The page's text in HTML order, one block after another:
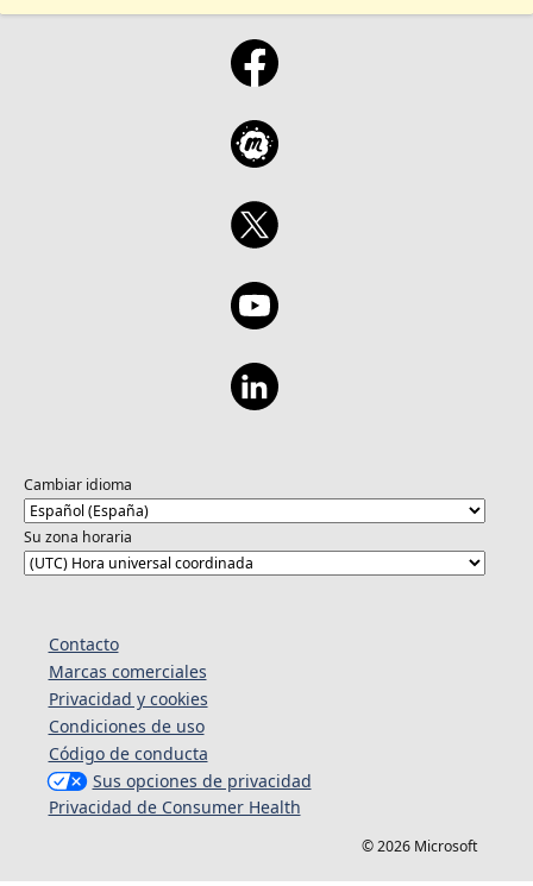
Cambiar idioma
Su zona horaria
Contacto
Marcas comerciales
Privacidad y cookies
Condiciones de uso
Código de conducta
Sus opciones de privacidad
Privacidad de Consumer Health
© 2026 Microsoft